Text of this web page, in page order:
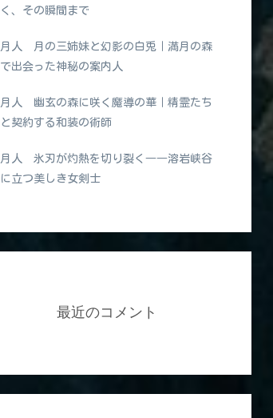
く、その瞬間まで
月人 月の三姉妹と幻影の白兎｜満月の森
で出会った神秘の案内人
月人 幽玄の森に咲く魔導の華｜精霊たち
と契約する和装の術師
月人 氷刃が灼熱を切り裂く――溶岩峡谷
に立つ美しき女剣士
最近のコメント